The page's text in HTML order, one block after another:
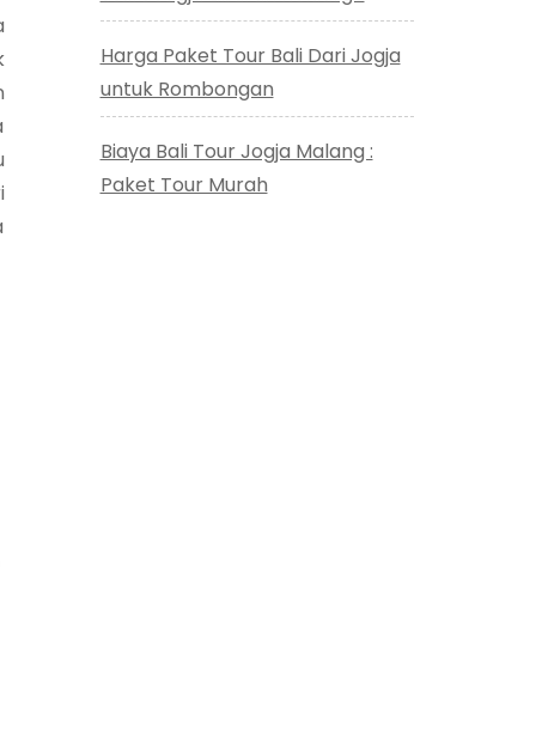
Harga Paket Tour Bali Dari Jogja
untuk Rombongan
Biaya Bali Tour Jogja Malang :
Paket Tour Murah